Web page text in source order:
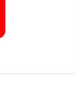
वीरांगनाओं का